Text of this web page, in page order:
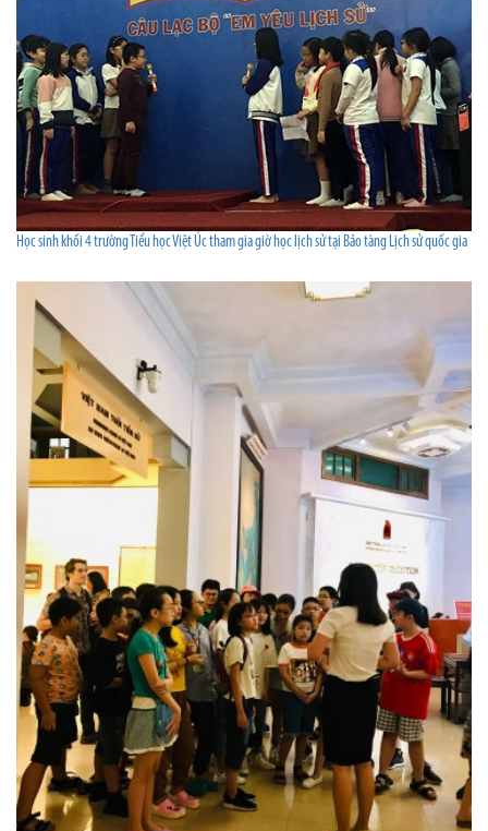
Học sinh khối 4 trường Tiểu học Việt Úc tham gia giờ học lịch sử tại Bảo tàng Lịch sử quốc gia